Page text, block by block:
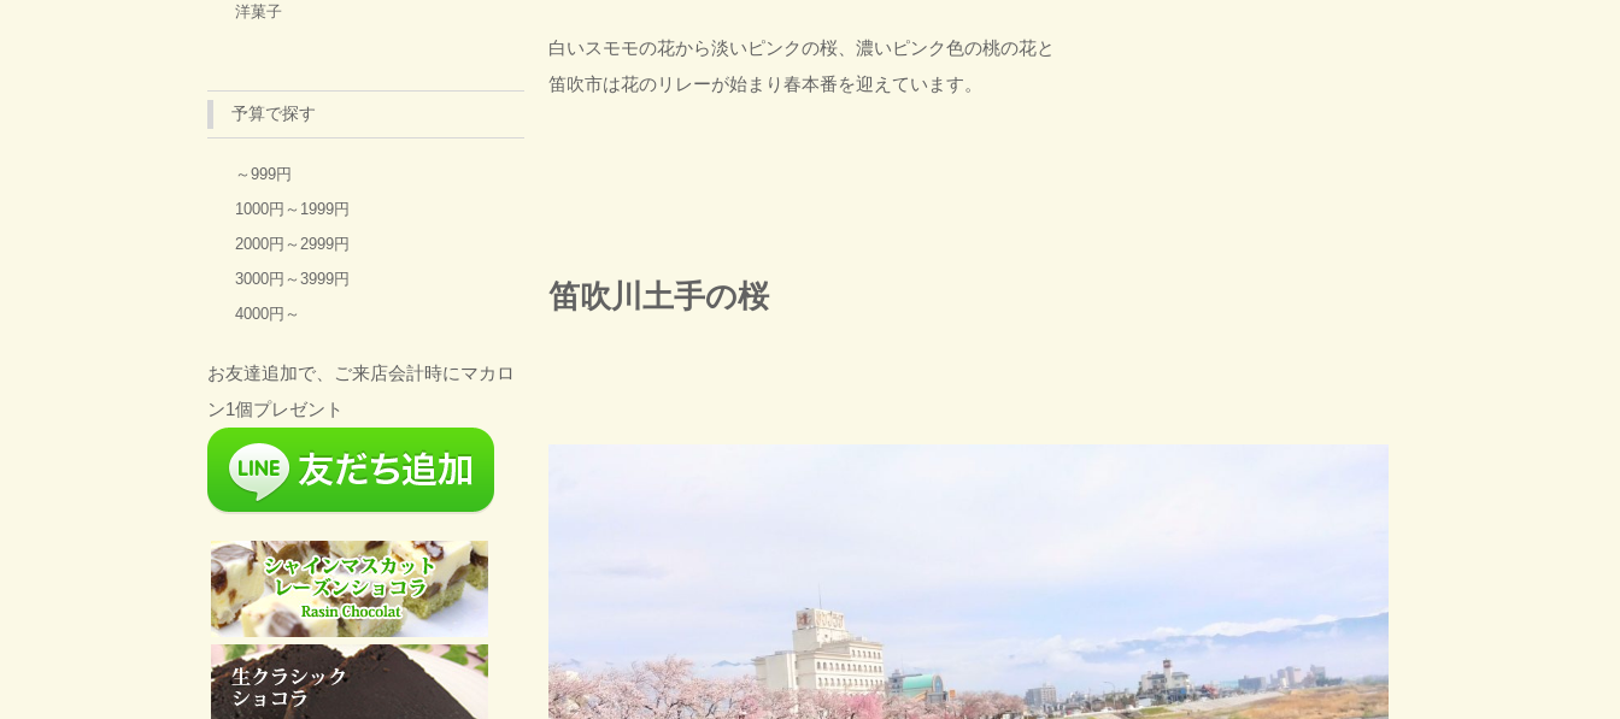
白いスモモの花から淡いピンクの桜、濃いピンク色の桃の花と
笛吹市は花のリレーが始まり春本番を迎えています。
笛吹川土手の桜
洋菓子
予算で探す
～999円
1000円～1999円
2000円～2999円
3000円～3999円
4000円～
お友達追加で、ご来店会計時にマカロ
ン1個プレゼント